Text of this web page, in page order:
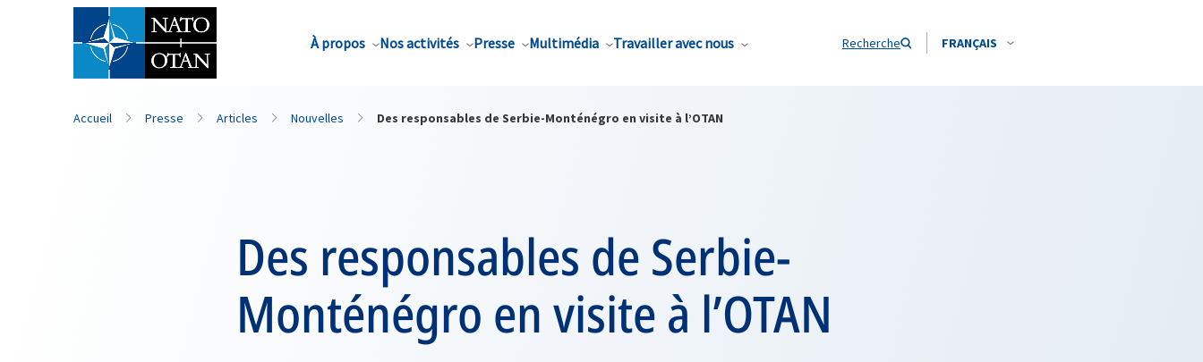
À propos Nos activités Presse Multimédia Travailler avec nous Recherche FRANÇAIS
Nom de famille*
Accueil Presse Articles Nouvelles Des responsables de Serbie-Monténégro en visite à l’OTAN
Des responsables de Serbie-
Monténégro en visite à l’OTAN